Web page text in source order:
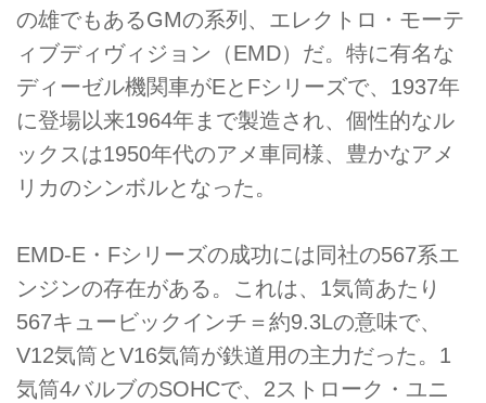
の雄でもあるGMの系列、エレクトロ・モーテ
ィブディヴィジョン（EMD）だ。特に有名な
ディーゼル機関車がEとFシリーズで、1937年
に登場以来1964年まで製造され、個性的なル
ックスは1950年代のアメ車同様、豊かなアメ
リカのシンボルとなった。
EMD-E・Fシリーズの成功には同社の567系エ
ンジンの存在がある。これは、1気筒あたり
567キュービックインチ＝約9.3Lの意味で、
V12気筒とV16気筒が鉄道用の主力だった。1
気筒4バルブのSOHCで、2ストローク・ユニ